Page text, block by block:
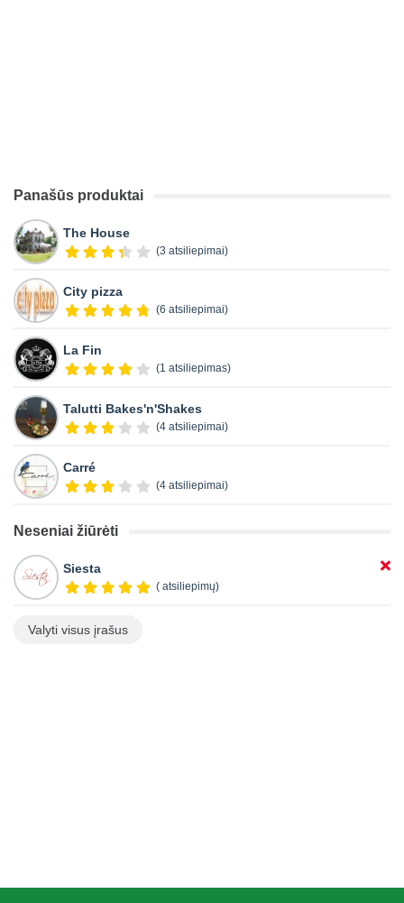
Panašūs produktai
The House
(3 atsiliepimai)
City pizza
(6 atsiliepimai)
La Fin
(1 atsiliepimas)
Talutti Bakes'n'Shakes
(4 atsiliepimai)
Carré
(4 atsiliepimai)
Neseniai žiūrėti
Siesta
( atsiliepimų)
Valyti visus įrašus